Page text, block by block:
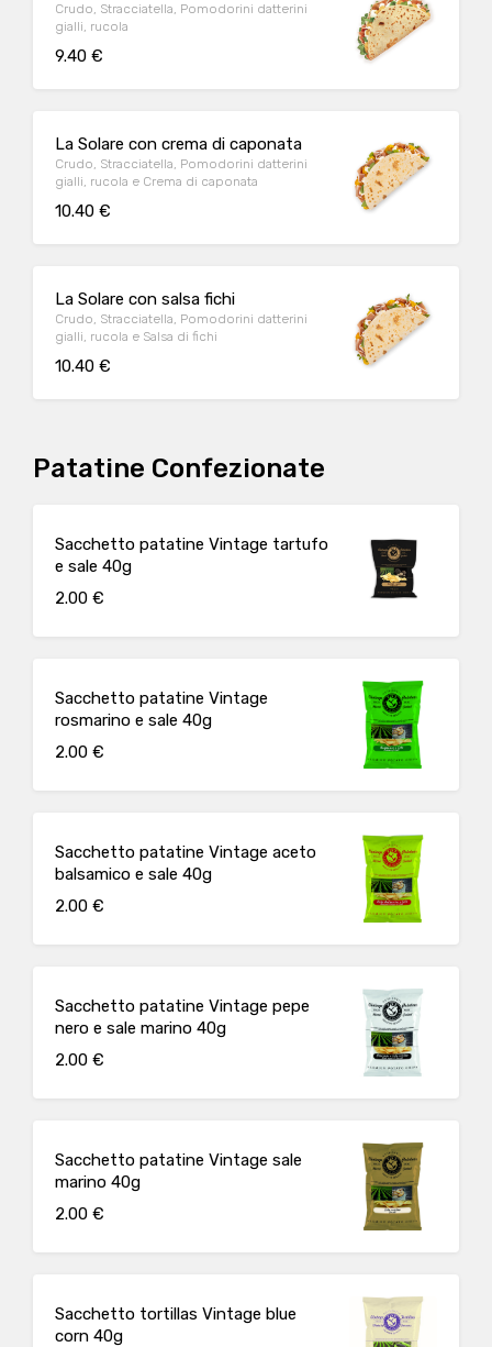
Crudo, Stracciatella, Pomodorini datterini
gialli, rucola
9.40 €
La Solare con crema di caponata
Crudo, Stracciatella, Pomodorini datterini
gialli, rucola e Crema di caponata
10.40 €
La Solare con salsa fichi
Crudo, Stracciatella, Pomodorini datterini
gialli, rucola e Salsa di fichi
10.40 €
Patatine Confezionate
Sacchetto patatine Vintage tartufo
e sale 40g
2.00 €
Sacchetto patatine Vintage
rosmarino e sale 40g
2.00 €
Sacchetto patatine Vintage aceto
balsamico e sale 40g
2.00 €
Sacchetto patatine Vintage pepe
nero e sale marino 40g
2.00 €
Sacchetto patatine Vintage sale
marino 40g
2.00 €
Sacchetto tortillas Vintage blue
corn 40g